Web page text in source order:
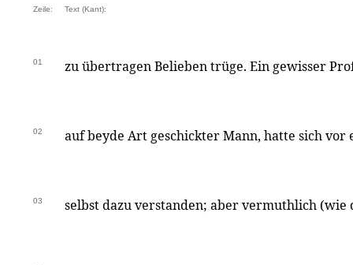
Zeile: Text (Kant):
01 zu übertragen Belieben trüge. Ein gewisser
02 auf beyde Art geschickter Mann, hatte sich vor
03 selbst dazu verstanden; aber vermuthlich